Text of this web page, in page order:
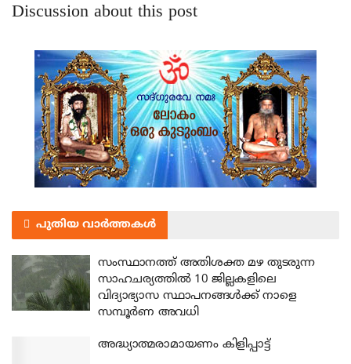
Discussion about this post
പുതിയ വാർത്തകൾ
സംസ്ഥാനത്ത് അതിശക്ത മഴ തുടരുന്ന
സാഹചര്യത്തിൽ 10 ജില്ലകളിലെ
വിദ്യാഭ്യാസ സ്ഥാപനങ്ങൾക്ക് നാളെ
സമ്പൂർണ അവധി
അദ്ധ്യാത്മരാമായണം കിളിപ്പാട്ട്